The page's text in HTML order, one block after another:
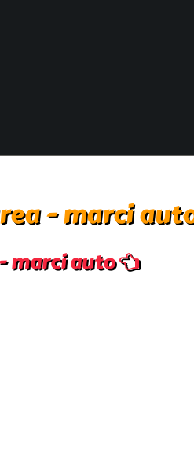
- marci
marci auto